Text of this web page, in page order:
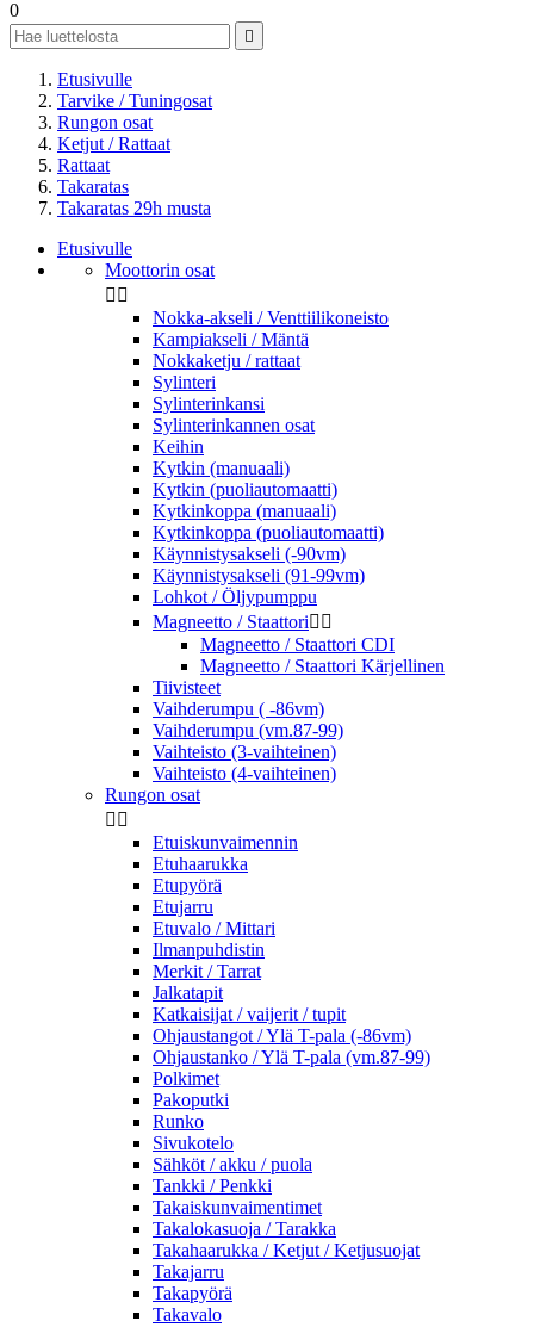
0

Etusivulle
Tarvike / Tuningosat
Rungon osat
Ketjut / Rattaat
Rattaat
Takaratas
Takaratas 29h musta
Etusivulle
Moottorin osat
 
Nokka-akseli / Venttiilikoneisto
Kampiakseli / Mäntä
Nokkaketju / rattaat
Sylinteri
Sylinterinkansi
Sylinterinkannen osat
Keihin
Kytkin (manuaali)
Kytkin (puoliautomaatti)
Kytkinkoppa (manuaali)
Kytkinkoppa (puoliautomaatti)
Käynnistysakseli (-90vm)
Käynnistysakseli (91-99vm)
Lohkot / Öljypumppu
Magneetto / Staattori 
Magneetto / Staattori CDI
Magneetto / Staattori Kärjellinen
Tiivisteet
Vaihderumpu ( -86vm)
Vaihderumpu (vm.87-99)
Vaihteisto (3-vaihteinen)
Vaihteisto (4-vaihteinen)
Rungon osat
 
Etuiskunvaimennin
Etuhaarukka
Etupyörä
Etujarru
Etuvalo / Mittari
Ilmanpuhdistin
Merkit / Tarrat
Jalkatapit
Katkaisijat / vaijerit / tupit
Ohjaustangot / Ylä T-pala (-86vm)
Ohjaustanko / Ylä T-pala (vm.87-99)
Polkimet
Pakoputki
Runko
Sivukotelo
Sähköt / akku / puola
Tankki / Penkki
Takaiskunvaimentimet
Takalokasuoja / Tarakka
Takahaarukka / Ketjut / Ketjusuojat
Takajarru
Takapyörä
Takavalo